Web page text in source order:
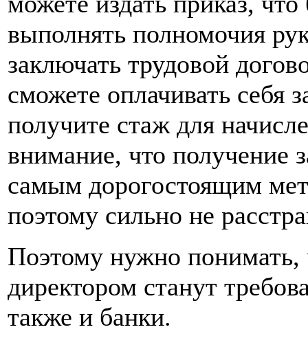
выполнять полномочия
заключать трудовой
сможете оплачивать себя
получите стаж для
внимание, что получение
самым дорогостоящим
поэтому сильно не
Поэтому нужно понимать,
директором станут
также и банки.